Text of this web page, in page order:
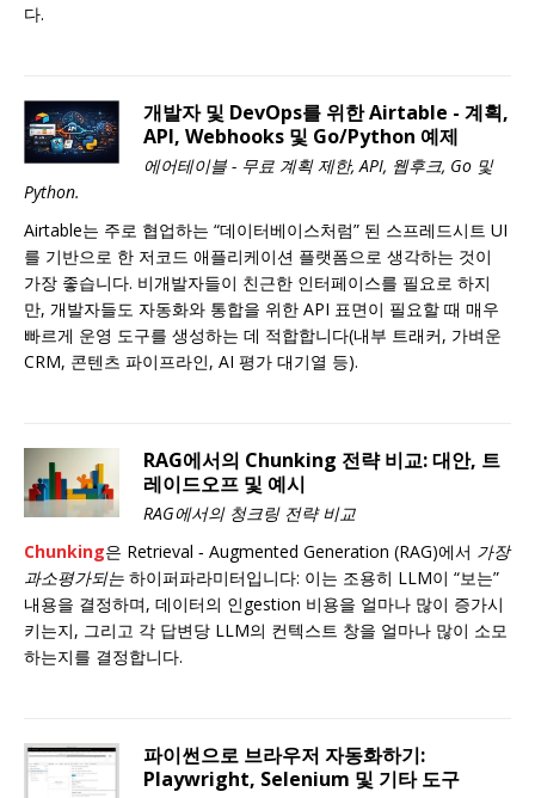
다.
개발자 및 DevOps를 위한 Airtable - 계획,
API, Webhooks 및 Go/Python 예제
에어테이블 - 무료 계획 제한, API, 웹후크, Go 및
Python.
Airtable는 주로 협업하는 “데이터베이스처럼” 된 스프레드시트 UI
를 기반으로 한 저코드 애플리케이션 플랫폼으로 생각하는 것이
가장 좋습니다. 비개발자들이 친근한 인터페이스를 필요로 하지
만, 개발자들도 자동화와 통합을 위한 API 표면이 필요할 때 매우
빠르게 운영 도구를 생성하는 데 적합합니다(내부 트래커, 가벼운
CRM, 콘텐츠 파이프라인, AI 평가 대기열 등).
RAG에서의 Chunking 전략 비교: 대안, 트
레이드오프 및 예시
RAG에서의 청크링 전략 비교
Chunking은 Retrieval ‑ Augmented Generation (RAG)에서 가장
과소평가되는 하이퍼파라미터입니다: 이는 조용히 LLM이 “보는”
내용을 결정하며, 데이터의 인gestion 비용을 얼마나 많이 증가시
키는지, 그리고 각 답변당 LLM의 컨텍스트 창을 얼마나 많이 소모
하는지를 결정합니다.
파이썬으로 브라우저 자동화하기:
Playwright, Selenium 및 기타 도구